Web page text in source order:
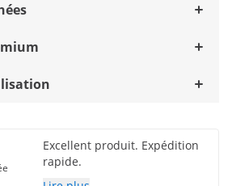
Excellent produit. Expédition
rapide.